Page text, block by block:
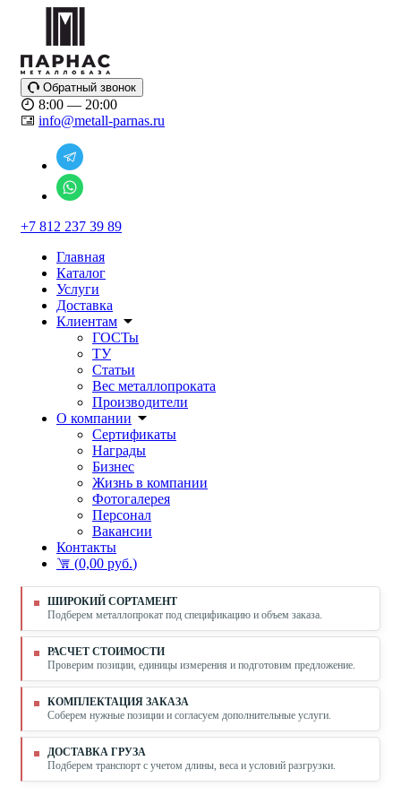
Обратный звонок
8:00 — 20:00
info@metall-parnas.ru
+7 812 237 39 89
Главная
Каталог
Услуги
Доставка
Клиентам
ГОСТы
ТУ
Статьи
Вес металлопроката
Производители
О компании
Сертификаты
Награды
Бизнес
Жизнь в компании
Фотогалерея
Персонал
Вакансии
Контакты
(0,00 руб.)
ШИРОКИЙ СОРТАМЕНТ
Подберем металлопрокат под спецификацию и объем заказа.
РАСЧЕТ СТОИМОСТИ
Проверим позиции, единицы измерения и подготовим предложение.
КОМПЛЕКТАЦИЯ ЗАКАЗА
Соберем нужные позиции и согласуем дополнительные услуги.
ДОСТАВКА ГРУЗА
Подберем транспорт с учетом длины, веса и условий разгрузки.